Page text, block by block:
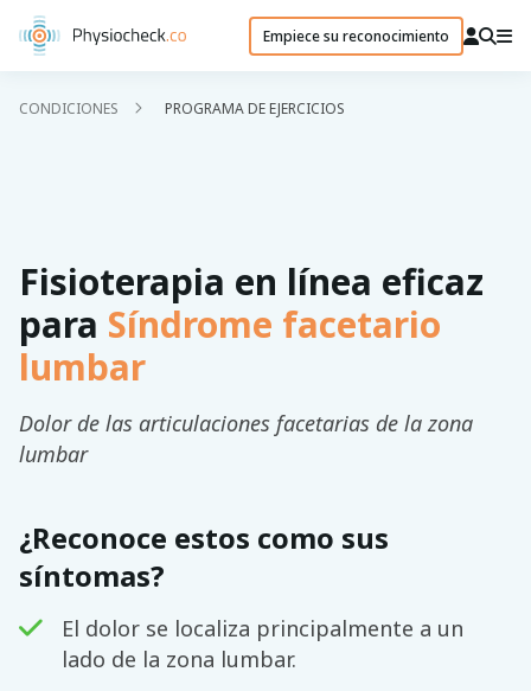
Empiece su reconocimiento
CONDICIONES PROGRAMA DE EJERCICIOS
Fisioterapia en línea eficaz
para Síndrome facetario
lumbar
Dolor de las articulaciones facetarias de la zona
lumbar
¿Reconoce estos como sus
síntomas?
El dolor se localiza principalmente a un
lado de la zona lumbar.